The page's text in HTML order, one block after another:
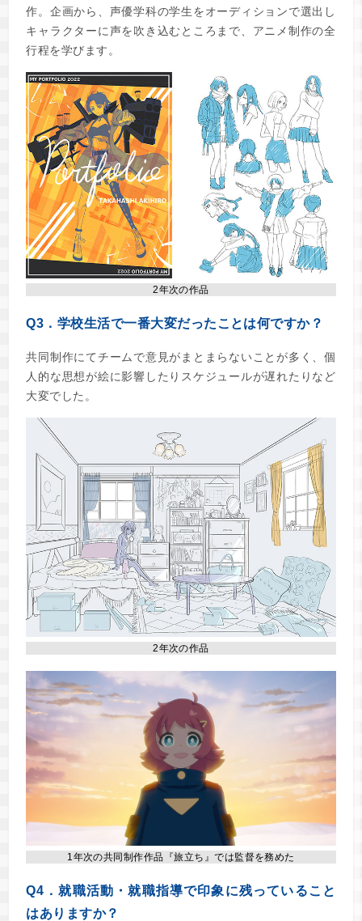
作。企画から、声優学科の学生をオーディションで選出し
キャラクターに声を吹き込むところまで、アニメ制作の全
行程を学びます。
2年次の作品
Q3．学校生活で一番大変だったことは何ですか？
共同制作にてチームで意見がまとまらないことが多く、個
人的な思想が絵に影響したりスケジュールが遅れたりなど
大変でした。
2年次の作品
1年次の共同制作作品『旅立ち』では監督を務めた
Q4．就職活動・就職指導で印象に残っていること
はありますか？